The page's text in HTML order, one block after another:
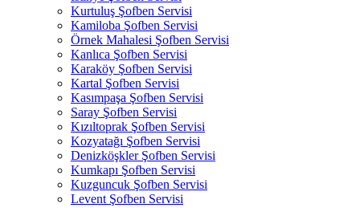
Kurtuluş Şofben Servisi
Kamiloba Şofben Servisi
Örnek Mahalesi Şofben Servisi
Kanlıca Şofben Servisi
Karaköy Şofben Servisi
Kartal Şofben Servisi
Kasımpaşa Şofben Servisi
Saray Şofben Servisi
Kızıltoprak Şofben Servisi
Kozyatağı Şofben Servisi
Denizköşkler Şofben Servisi
Kumkapı Şofben Servisi
Kuzguncuk Şofben Servisi
Levent Şofben Servisi